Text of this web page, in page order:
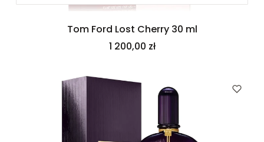
Tom Ford Lost Cherry 30 ml
Cena
1 200,00 zł